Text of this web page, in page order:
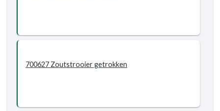
700627 Zoutstrooier getrokken